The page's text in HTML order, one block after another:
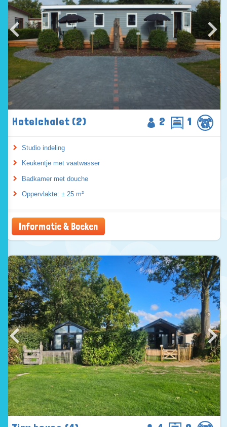
Hotelchalet (2) 2 1
Studio indeling
Keukentje met vaatwasser
Badkamer met douche
Oppervlakte: ± 25 m²
Informatie & Boeken